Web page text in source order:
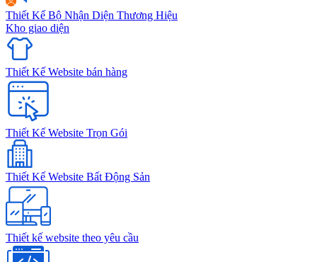
Thiết Kế Bộ Nhận Diện Thương Hiệu
Kho giao diện
Thiết Kế Website bán hàng
Thiết Kế Website Trọn Gói
Thiết Kế Website Bất Động Sản
Thiết kế website theo yêu cầu